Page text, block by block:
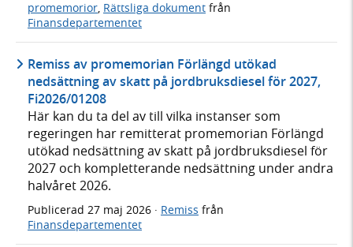
promemorior, Rättsliga dokument från
Finansdepartementet
Remiss av promemorian Förlängd utökad
nedsättning av skatt på jordbruksdiesel för 2027,
Fi2026/01208
Här kan du ta del av till vilka instanser som
regeringen har remitterat promemorian Förlängd
utökad nedsättning av skatt på jordbruksdiesel för
2027 och kompletterande nedsättning under andra
halvåret 2026.
Publicerad 27 maj 2026 · Remiss från
Finansdepartementet